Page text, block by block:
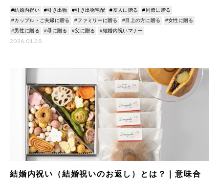
ます。
#結婚内祝い #引き出物 #引き出物宅配 #友人に贈る
#同僚に贈る
#カップル・ご夫婦に贈る
#ファミリーに贈る #目上の方に贈る
#女性に贈る
#男性に贈る
#母に贈る #父に贈る #結婚内祝いマナー
2026.01.28
結婚内祝い（結婚祝いのお返し）とは？｜意味合